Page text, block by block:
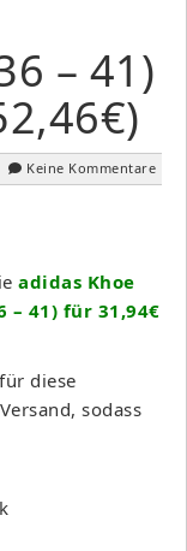
– 41)
Keine Kommentare
adidas Khoe
– 41) für 31,94€
diese
sodass